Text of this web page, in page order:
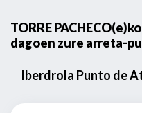
TORRE
dagoen zure arreta-
Iberdrola Punto de